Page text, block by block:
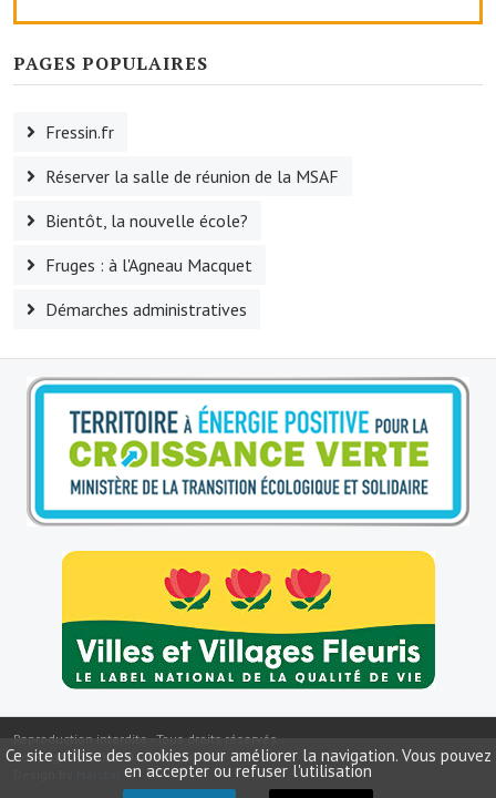
Bibliothèque
Commerçants, artisans
Commerces et professions libérales
Exploitants agricoles
Artisans
Agents immobiliers
Réserver une salle
Salle Georges Delépine
Maison des services et des associations fressinoises
VILLE ACTIVE
La société musicale de l'Avenir Fressinois
La troupe théâtrale de l'Avenir Fressinois
Les Amis du Patrimoine
L'association du château
PAGES POPULAIRES
Fressin.fr
Réserver la salle de réunion de la MSAF
Bientôt, la nouvelle école?
Fruges : à l'Agneau Macquet
Démarches administratives
Reproduction interdite - Tous droits réservés
Copyright ©2026 Mairie de Fressin
Ce site utilise des cookies pour améliorer la navigation. Vous pouvez
en accepter ou refuser l'utilisation